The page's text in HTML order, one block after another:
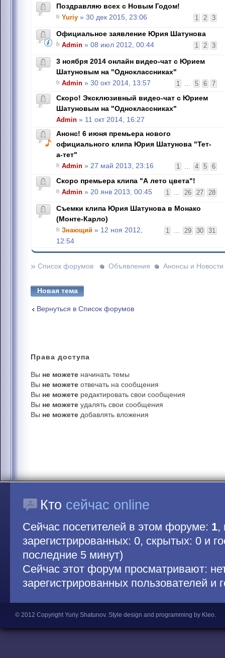
Поздравляю всех с Новым Годом!
1 2 3
Yuriy » 30 дек 2015, 23:06
Официальное заявление Юрия Шатунова
1 2 3
Admin » 08 июл 2012, 00:44
3 ноября 2014 онлайн видео-чат с Юрием
Шатуновым на "Одноклассниках"
1 ... 5 6 7
Admin » 30 окт 2014, 13:57
Скоро! Эксклюзивный видео-чат с Юрием
Шатуновым на "Одноклассниках"
Admin » 11 окт 2014, 16:27
Анонс! 6 июня премьера нового
официального клипа Юрия Шатунова "Тет-
а-тет"
1 ... 4 5 6
Admin » 27 май 2013, 23:16
Скоро премьера клипа "А лето цвета"!
1 ... 26 27 28
Admin » 20 янв 2013, 00:45
Съемки клипа Юрия Шатунова в Монако
(Монте-Карло)
1 ... 29 30 31
Знающий » 12 ноя 2012,
12:54
» Список форумов Объявления Анонсы и Новости
Новая тема
Вернуться в Список форумов
Права доступа
Вы не можете начинать темы
Вы не можете отвечать на сообщения
Вы не можете редактировать свои сообщения
Вы не можете удалять свои сообщения
Вы не можете добавлять вложения
Кто сейчас online
Сейчас посетителей в этом форуме: 1,
зарегистрированных: 0, скрытых: 0 и
последние 5 минут)
Сейчас этот форум просматривают:
зарегистрированных пользователей и
© 2012 Copyright Yuriy Shatunov. Style design and programming by Kleo.